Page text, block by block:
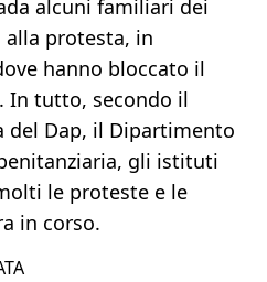
alcuni familiari dei
protesta, in
hanno bloccato il
In tutto, secondo il
Dap, il Dipartimento
gli istituti
le proteste e le
in corso.